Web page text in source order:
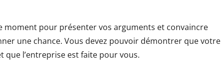
moment pour présenter vos arguments et convaincre
une chance. Vous devez pouvoir démontrer que votre
que l’entreprise est faite pour vous.